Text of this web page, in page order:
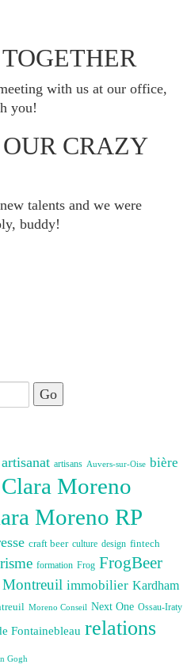
with us at our office,
you!
CRAZY
talents and we were
buddy!
artisanat artisans Auvers-sur-Oise bière
Clara Moreno
Moreno RP
craft beer culture design fintech
formation Frog FrogBeer
immobilier Kardham
Moreno Conseil Next One Ossau-Iraty
Fontainebleau relations
Gogh